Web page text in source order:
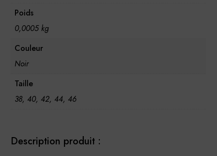
Poids
0,0005 kg
Couleur
Noir
Taille
38, 40, 42, 44, 46
Description produit :